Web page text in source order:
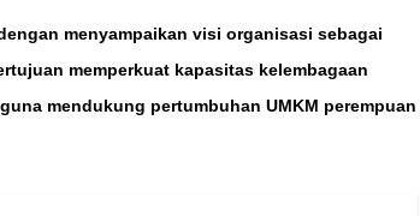
menyampaikan visi organisasi sebagai
memperkuat kapasitas kelembagaan
mendukung pertumbuhan UMKM perempuan